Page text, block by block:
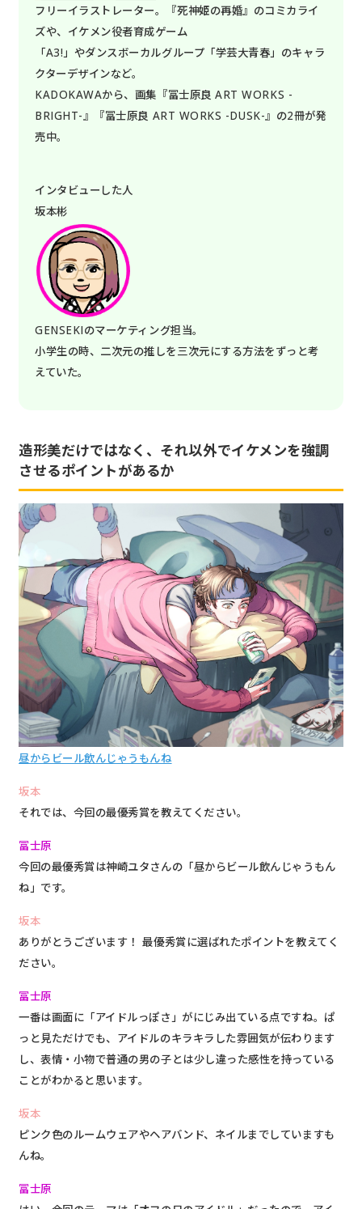
フリーイラストレーター。『死神姫の再婚』のコミカライ
ズや、イケメン役者育成ゲーム
「A3!」やダンスボーカルグループ「学芸大青春」のキャラ
クターデザインなど。
KADOKAWAから、画集『冨士原良 ART WORKS -
BRIGHT-』『冨士原良 ART WORKS -DUSK-』の2冊が発
売中。
インタビューした人
坂本彬
GENSEKIのマーケティング担当。
小学生の時、二次元の推しを三次元にする方法をずっと考
えていた。
造形美だけではなく、それ以外でイケメンを強調
させるポイントがあるか
昼からビール飲んじゃうもんね
坂本
それでは、今回の最優秀賞を教えてください。
冨士原
今回の最優秀賞は神崎ユタさんの「昼からビール飲んじゃうもん
ね」です。
坂本
ありがとうございます！ 最優秀賞に選ばれたポイントを教えてく
ださい。
冨士原
一番は画面に「アイドルっぽさ」がにじみ出ている点ですね。ぱ
っと見ただけでも、アイドルのキラキラした雰囲気が伝わります
し、表情・小物で普通の男の子とは少し違った感性を持っている
ことがわかると思います。
坂本
ピンク色のルームウェアやヘアバンド、ネイルまでしていますも
んね。
冨士原